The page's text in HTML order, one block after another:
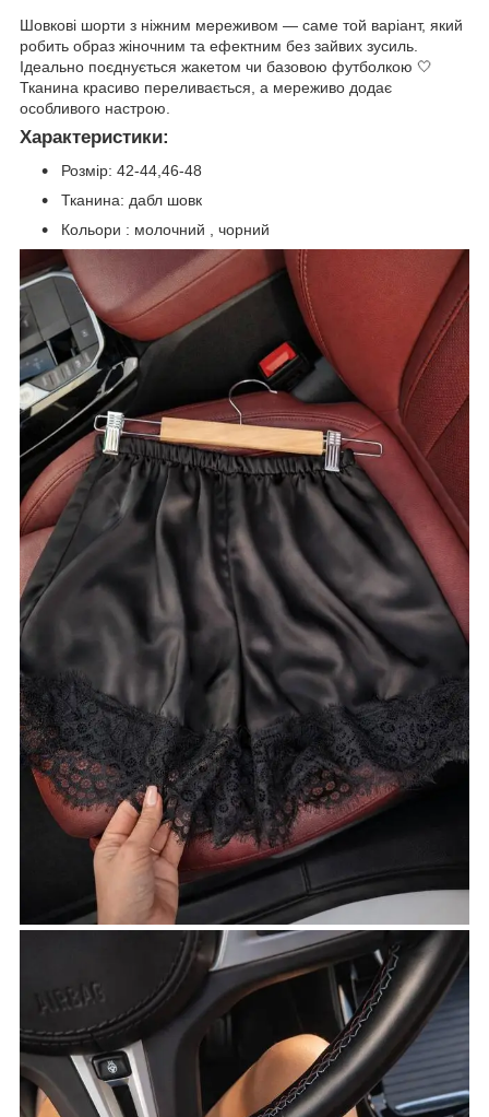
Шовкові шорти з ніжним мереживом — саме той варіант, який
робить образ жіночним та ефектним без зайвих зусиль.
Ідеально поєднується жакетом чи базовою футболкою 🤍
Тканина красиво переливається, а мереживо додає
особливого настрою.
Характеристики:
Розмір: 42-44,46-48
Тканина: дабл шовк
Кольори : молочний , чорний